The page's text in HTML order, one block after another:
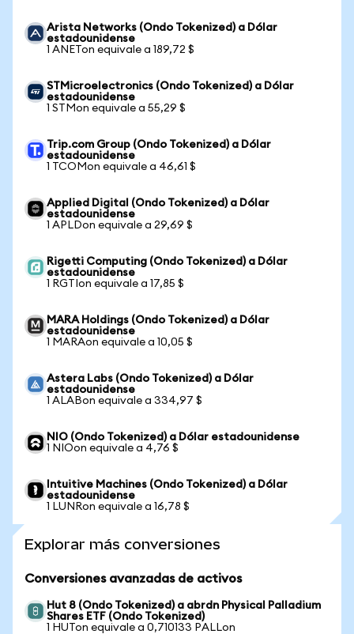
Arista Networks (Ondo Tokenized) a Dólar
estadounidense
1 ANETon equivale a 189,72 $
STMicroelectronics (Ondo Tokenized) a Dólar
estadounidense
1 STMon equivale a 55,29 $
Trip.com Group (Ondo Tokenized) a Dólar
estadounidense
1 TCOMon equivale a 46,61 $
Applied Digital (Ondo Tokenized) a Dólar
estadounidense
1 APLDon equivale a 29,69 $
Rigetti Computing (Ondo Tokenized) a Dólar
estadounidense
1 RGTIon equivale a 17,85 $
MARA Holdings (Ondo Tokenized) a Dólar
estadounidense
1 MARAon equivale a 10,05 $
Astera Labs (Ondo Tokenized) a Dólar
estadounidense
1 ALABon equivale a 334,97 $
NIO (Ondo Tokenized) a Dólar estadounidense
1 NIOon equivale a 4,76 $
Intuitive Machines (Ondo Tokenized) a Dólar
estadounidense
1 LUNRon equivale a 16,78 $
Explorar más conversiones
Conversiones avanzadas de activos
Hut 8 (Ondo Tokenized) a abrdn Physical Palladium
Shares ETF (Ondo Tokenized)
1 HUTon equivale a 0,710133 PALLon